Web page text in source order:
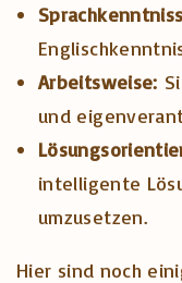
Arbeitsweise:
und
intelligente
umzusetzen.
Hier sind noch